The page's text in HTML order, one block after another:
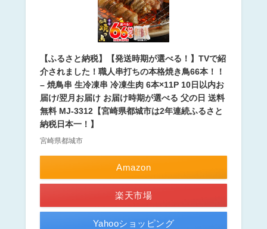
【ふるさと納税】【発送時期が選べる！】TVで紹
介されました！職人串打ちの本格焼き鳥66本！！
– 焼鳥串 生冷凍串 冷凍生肉 6本×11P 10日以内お
届け/翌月お届け お届け時期が選べる 父の日 送料
無料 MJ-3312【宮崎県都城市は2年連続ふるさと
納税日本一！】
宮崎県都城市
Amazon
楽天市場
Yahooショッピング